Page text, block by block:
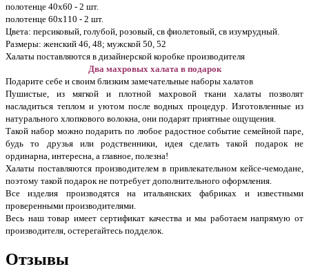
полотенце 40х60 - 2 шт.
полотенце 60х110 - 2 шт.
Цвета: персиковый, голубой, розовый, св фиолетовый, св изумрудный.
Размеры: женский 46, 48; мужской 50, 52
Халаты поставляются в дизайнерской коробке производителя
Два махровых халата в подарок
Подарите себе и своим близким замечательные наборы халатов
Пушистые, из мягкой и плотной махровой ткани халаты позволят
насладиться теплом и уютом после водных процедур. Изготовленные из
натурального хлопкового волокна, они подарят приятные ощущения.
Такой набор можно подарить по любое радостное событие семейной паре,
будь то друзья или родственники, идея сделать такой подарок не
ординарна, интересна, а главное, полезна!
Халаты поставляются производителем в привлекательном кейсе-чемодане,
поэтому такой подарок не потребует дополнительного оформления.
Все изделия производятся на итальянских фабриках и известными
проверенными производителями.
Весь наш товар имеет сертификат качества и мы работаем напрямую от
производителя, остерегайтесь подделок.
Отзывы